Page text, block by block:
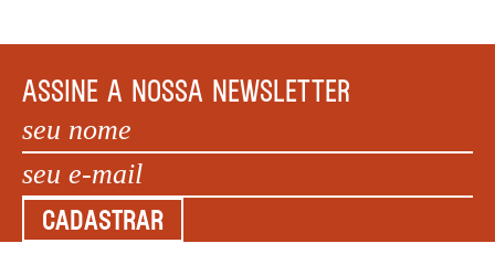
ASSINE A NOSSA NEWSLETTER
CADASTRAR